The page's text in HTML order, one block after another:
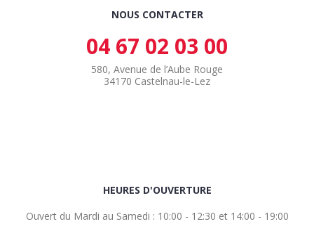
NOUS CONTACTER
04 67 02 03 00
580, Avenue de l’Aube Rouge
34170 Castelnau-le-Lez
HEURES D'OUVERTURE
Ouvert du Mardi au Samedi : 10:00 - 12:30 et 14:00 - 19:00